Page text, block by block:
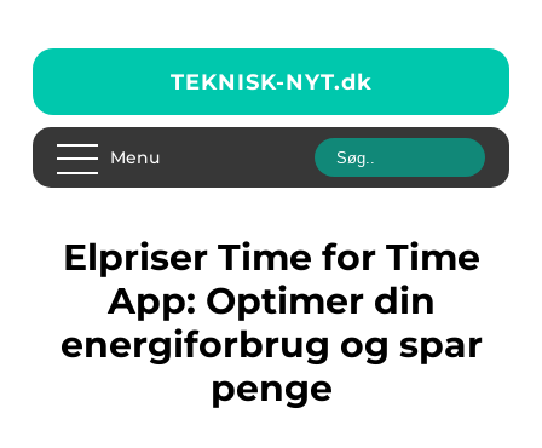
TEKNISK-NYT.dk
Menu
Elpriser Time for Time
App: Optimer din
energiforbrug og spar
penge